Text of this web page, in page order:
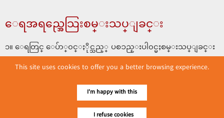
ေရအရည္အေသြးစမ္းသပ္ျခင္း
၁။ ေရတြင္ ေပ်ာ္၀င္ႏိုင္သည့္ ပစၥည္းပါ၀င္မႈစမ္းသပ္ျခင္း
၂။ ေရတြင္ ေနာက္က်ိ ပစၥည္းပါ၀င္မႈစမ္းသပ္ျခင္း (Total
၃။ ေရေစးမႈ စမ္းသပ္ျခင္း (Total Hardness)/(Calcium
This site uses cookies to offer you a better browsing experience.
I'm happy with this
I refuse cookies